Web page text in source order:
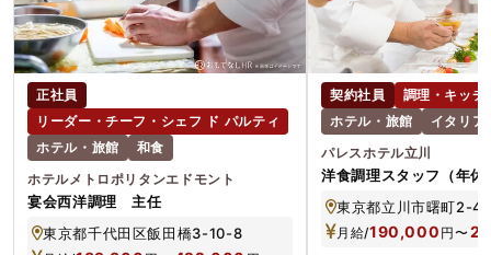
正社員
リーダー・チーフ・シェフ ド パルティ
ホテル・旅館
和食
ホテルメトロポリタンエドモント
宴会西洋調理 主任
東京都千代田区飯田橋3-10-8
契約社員
調理・キッチ
ホテル・旅館
イタリア
パレスホテル立川
洋食調理スタッフ（年
年12月末までの期間限
東京都立川市曙町2-
月給/190,000 円〜